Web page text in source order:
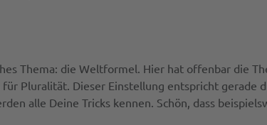
Thema: die Weltformel. Hier hat offenbar die
Pluralität. Dieser Einstellung entspricht gerade
alle Deine Tricks kennen. Schön, dass